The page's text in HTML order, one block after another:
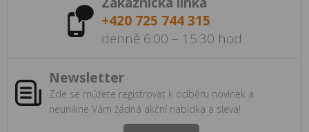
+420 725 744 315
denně 6:00 – 15:30 hod
Newsletter
Zde se můžete registrovat k odběru novinek a
neunikne Vám žádná akční nabídka a sleva!